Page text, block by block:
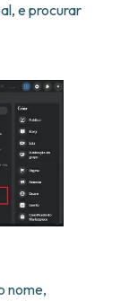
e procurar
nome,